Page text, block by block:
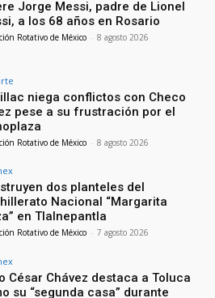
Jorge Messi, padre de Lionel
a los 68 años en Rosario
Rotativo de México - 8 agosto 2026
niega conflictos con Checo
pese a su frustración por el
Rotativo de México - 8 agosto 2026
dos planteles del
Nacional “Margarita
en Tlalnepantla
Rotativo de México - 7 agosto 2026
César Chávez destaca a Toluca
su “segunda casa” durante